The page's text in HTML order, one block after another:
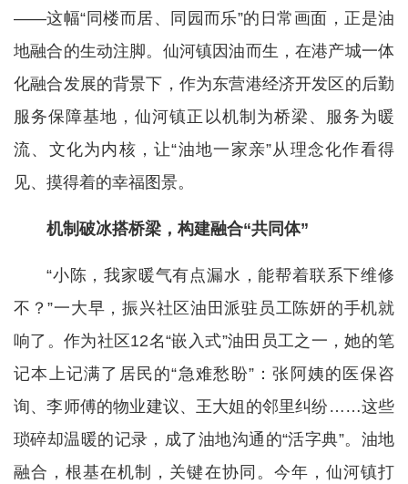
——这幅“同楼而居、同园而乐”的日常画面，正是油
地融合的生动注脚。仙河镇因油而生，在港产城一体
化融合发展的背景下，作为东营港经济开发区的后勤
服务保障基地，仙河镇正以机制为桥梁、服务为暖
流、文化为内核，让“油地一家亲”从理念化作看得
见、摸得着的幸福图景。
机制破冰搭桥梁，构建融合“共同体”
“小陈，我家暖气有点漏水，能帮着联系下维修
不？”一大早，振兴社区油田派驻员工陈妍的手机就
响了。作为社区12名“嵌入式”油田员工之一，她的笔
记本上记满了居民的“急难愁盼”：张阿姨的医保咨
询、李师傅的物业建议、王大姐的邻里纠纷……这些
琐碎却温暖的记录，成了油地沟通的“活字典”。油地
融合，根基在机制，关键在协同。今年，仙河镇打